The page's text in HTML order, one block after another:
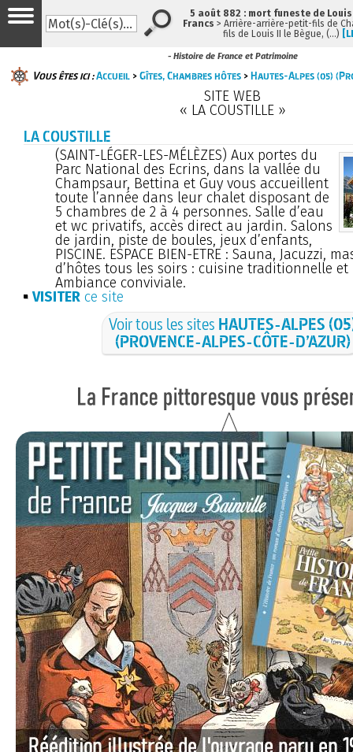
- Histoire de France et Patrimoine
Vous êtes ici :Accueil >Gîtes, Chambres hôtes >Hautes-Alpes (05)
SITE WEB
« LA COUSTILLE »
LA COUSTILLE
(SAINT-LÉGER-LES-MÉLÈZES) Aux portes du
Parc National des Ecrins, dans la vallée du
Champsaur, Bettina et Guy vous accueillent
toute l’année dans leur chalet disposant de
5 chambres de 2 à 4 personnes. Salle d’eau
et wc privatifs, accès direct au jardin. Salons
de jardin, piste de boules, jeux d’enfants,
PISCINE. ESPACE BIEN-ETRE : Sauna, Jacuzzi,
d’hôtes tous les soirs : cuisine traditionnelle et
Ambiance conviviale.
VISITER ce site
Voir tous les sites HAUTES-ALPES
(PROVENCE-ALPES-CÔTE-D’AZUR)
5 août 882 : mort funeste de
Francs > Arrière-arrière-petit-fils de
fils de Louis II le Bègue, (…)